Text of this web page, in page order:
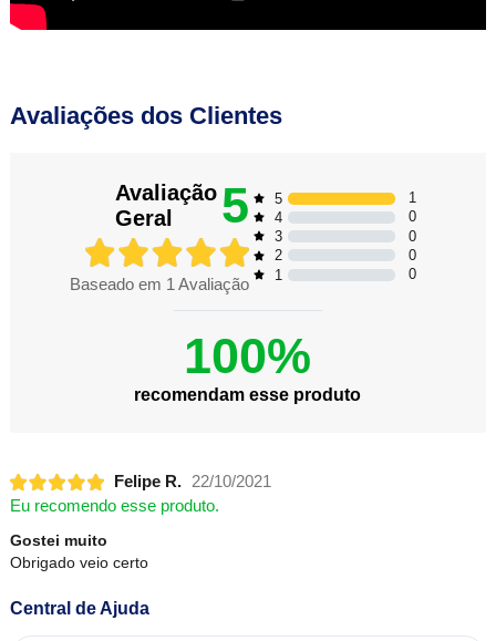
Avaliações dos Clientes
Avaliação
Geral
5
Baseado em 1 Avaliação
5
1
4
0
3
0
2
0
1
0
100%
recomendam esse produto
Felipe R. 22/10/2021
Eu recomendo esse produto.
Gostei muito
Obrigado veio certo
Central de Ajuda